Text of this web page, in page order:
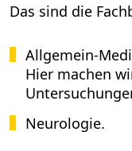
Das sind die
Allgemein-
Hier machen
Neurologie.